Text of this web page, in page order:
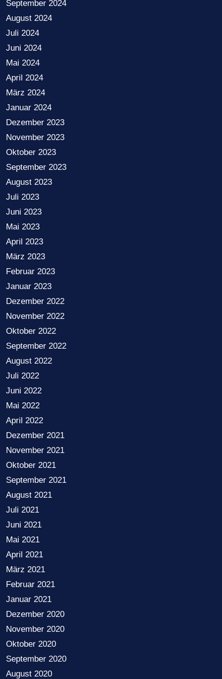
September 2024
August 2024
Juli 2024
Juni 2024
Mai 2024
April 2024
März 2024
Januar 2024
Dezember 2023
November 2023
Oktober 2023
September 2023
August 2023
Juli 2023
Juni 2023
Mai 2023
April 2023
März 2023
Februar 2023
Januar 2023
Dezember 2022
November 2022
Oktober 2022
September 2022
August 2022
Juli 2022
Juni 2022
Mai 2022
April 2022
Dezember 2021
November 2021
Oktober 2021
September 2021
August 2021
Juli 2021
Juni 2021
Mai 2021
April 2021
März 2021
Februar 2021
Januar 2021
Dezember 2020
November 2020
Oktober 2020
September 2020
August 2020